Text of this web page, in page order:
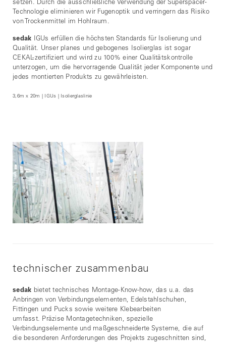
setzen. Durch die ausschließliche Verwendung der Superspacer-
Technologie eliminieren wir Fugenoptik und verringern das Risiko
von Trockenmittel im Hohlraum.
sedak IGUs erfüllen die höchsten Standards für Isolierung und
Qualität. Unser planes und gebogenes Isolierglas ist sogar
CEKAL-zertifiziert und wird zu 100% einer Qualitätskontrolle
unterzogen, um die hervorragende Qualität jeder Komponente und
jedes montierten Produkts zu gewährleisten.
3,6m x 20m | IGUs | Isolierglaslinie
technischer zusammenbau
sedak bietet technisches Montage-Know-how, das u.a. das
Anbringen von Verbindungselementen, Edelstahlschuhen,
Fittingen und Pucks sowie weitere Klebearbeiten
umfasst. Präzise Montagetechniken, spezielle
Verbindungselemente und maßgeschneiderte Systeme, die auf
die besonderen Anforderungen des Projekts zugeschnitten sind,